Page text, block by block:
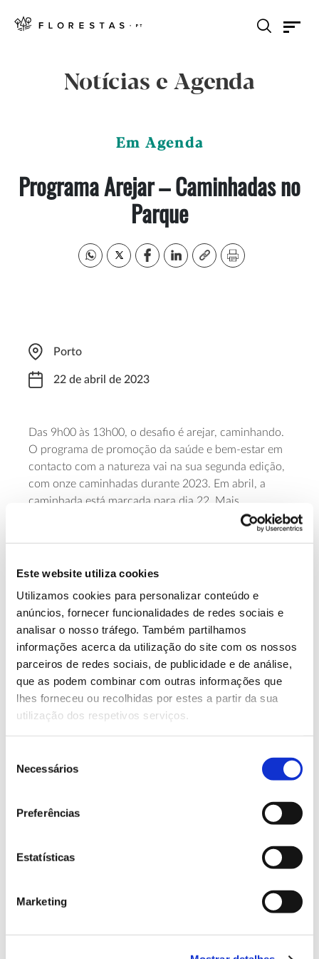
Este website utiliza cookies
Utilizamos cookies para personalizar conteúdo e
anúncios, fornecer funcionalidades de redes sociais e
analisar o nosso tráfego. Também partilhamos
informações acerca da utilização do site com os nossos
parceiros de redes sociais, de publicidade e de análise,
que as podem combinar com outras informações que
lhes forneceu ou recolhidas por estes a partir da sua
utilização dos respetivos serviços.
Necessários
Preferências
Estatísticas
Marketing
Notícias e Agenda
Em Agenda
Programa Arejar – Caminhadas no
Parque
Porto
22 de abril de 2023
Das 9h00 às 13h00, o desafio é arejar, caminhando.
O programa de promoção da saúde e bem-estar em
contacto com a natureza vai na sua segunda edição,
com onze caminhadas durante 2023. Em abril, a
caminhada está marcada para dia 22. Mais
informações serão fornecidas a 17 de abril, altura em
que serão abertas as inscrições. A participação
organizada pelo Parque das Serras do Porto em
Paredes e Valongo.
Saiba mais sobre estas caminhadas.
13.07.2026
Genoma do priolo e de outras espécies em risco:
conhecer para conservar
02.07.2026
Registar galhas de Trichi em acácia-das-espigas:
cidadãos chamados a ajudar